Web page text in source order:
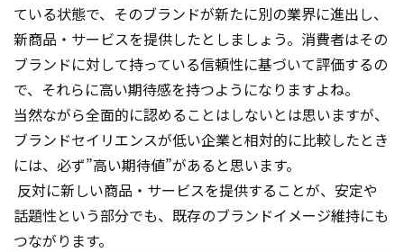
ている状態で、そのブランドが新たに別の業界に進出し、
新商品・サービスを提供したとしましょう。消費者はその
ブランドに対して持っている信頼性に基づいて評価するの
で、それらに高い期待感を持つようになりますよね。
当然ながら全面的に認めることはしないとは思いますが、
ブランドセイリエンスが低い企業と相対的に比較したとき
には、必ず”高い期待値”があると思います。
反対に新しい商品・サービスを提供することが、安定や
話題性という部分でも、既存のブランドイメージ維持にも
つながります。